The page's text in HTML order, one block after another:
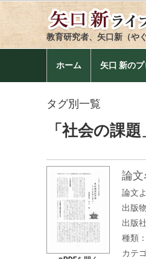
教育研究者、矢口新（や
ホーム 矢口 新の
タグ別一覧
「社会の課題
論文
論文
出版
出版
種類：
カテ